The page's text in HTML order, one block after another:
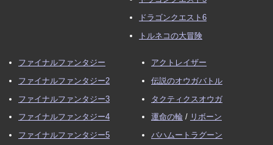
ドラゴンクエスト6
トルネコの大冒険
ファイナルファンタジー
ファイナルファンタジー2
ファイナルファンタジー3
ファイナルファンタジー4
ファイナルファンタジー5
アクトレイザー
伝説のオウガバトル
タクティクスオウガ
運命の輪 / リボーン
バハムートラグーン